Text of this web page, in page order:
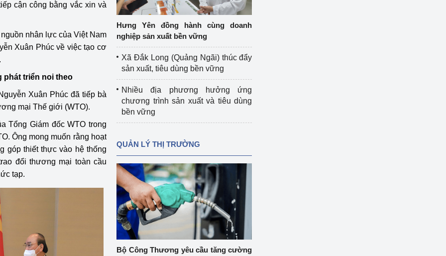
cận công bằng vắc xin và
nhân lực của Việt Nam
Xuân Phúc về việc tạo cơ
phát triển noi theo
Xuân Phúc đã tiếp bà
mại Thế giới (WTO).
Tổng Giám đốc WTO trong
Ông mong muốn rằng hoạt
góp thiết thực vào hệ thống
đổi thương mại toàn cầu
tạp.
Hưng Yên đồng hành cùng doanh
nghiệp sản xuất bền vững
Xã Đắk Long (Quảng Ngãi) thúc đẩy
sản xuất, tiêu dùng bền vững
Nhiều địa phương hưởng ứng
chương trình sản xuất và tiêu dùng
bền vững
QUẢN LÝ THỊ TRƯỜNG
Bộ Công Thương yêu cầu tăng cường